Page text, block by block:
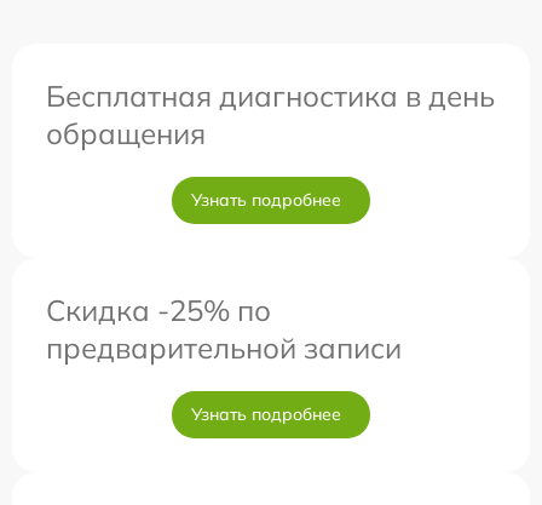
Бесплатная диагностика в день
обращения
Узнать подробнее
Скидка -25% по
предварительной записи
Узнать подробнее